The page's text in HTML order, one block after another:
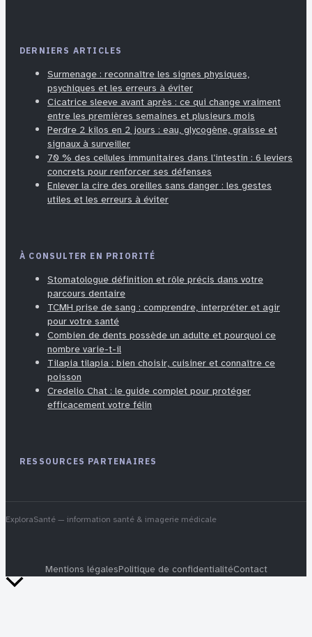
DERNIERS ARTICLES
Surmenage : reconnaître les signes physiques,
psychiques et les erreurs à éviter
Cicatrice sleeve avant après : ce qui change vraiment
entre les premières semaines et plusieurs mois
Perdre 2 kilos en 2 jours : eau, glycogène, graisse et
signaux à surveiller
70 % des cellules immunitaires dans l’intestin : 6 leviers
concrets pour renforcer ses défenses
Enlever la cire des oreilles sans danger : les gestes
utiles et les erreurs à éviter
À CONSULTER EN PRIORITÉ
Stomatologue définition et rôle précis dans votre
parcours dentaire
TCMH prise de sang : comprendre, interpréter et agir
pour votre santé
Combien de dents possède un adulte et pourquoi ce
nombre varie-t-il
Tilapia tilapia : bien choisir, cuisiner et connaître ce
poisson
Credelio Chat : le guide complet pour protéger
efficacement votre félin
RESSOURCES PARTENAIRES
ExploraSanté — information santé & imagerie médicale
Mentions légalesPolitique de confidentialitéContact
Retour